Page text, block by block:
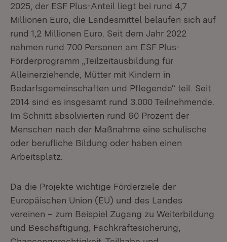
2025, der ESF Plus-Anteil liegt bei rund 4,7
Millionen Euro, die Landesmittel belaufen sich auf
rund 1,2 Millionen Euro. Seit dem Jahr 2022
nahmen rund 700 Personen am ESF Plus-
Förderprogramm „Teilzeitausbildung für
Alleinerziehende, Mütter mit Kindern in
Bedarfsgemeinschaften und Pflegende“ teil. Seit
2014 sind es insgesamt rund 3.000 Teilnehmende.
Im Schnitt absolvierten rund 60 Prozent der
Menschen nach der Maßnahme eine schulische
oder berufliche Bildung oder haben einen
Arbeitsplatz.
Da die Projekte wichtige Förderziele der
Europäischen Union (EU) und des Landes
vereinen – zum Beispiel Zugang zu Weiterbildung
und Beschäftigung, Fachkräftesicherung,